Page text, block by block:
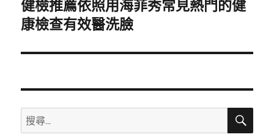
下
一
文
健檢推薦依照用海菲秀常見熱門的健
康檢查有效醫洗臉
搜
尋
搜